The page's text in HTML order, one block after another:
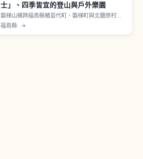
士」、四季皆宜的登山與戶外樂園
磐梯山橫跨福島縣豬苗代町、磐梯町與北鹽原村，
標高1,816公尺，屬活火山並入選日本百名山，山容
福島縣 →